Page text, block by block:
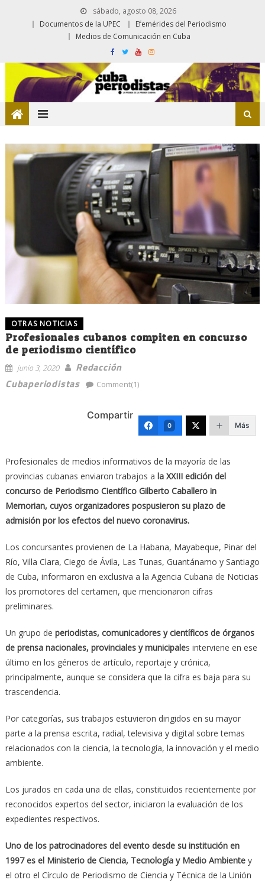
sábado, agosto 08, 2026
Documentos de la UPEC
Efemérides del Periodismo
Medios de Comunicación en Cuba
OTRAS NOTICIAS
Profesionales cubanos compiten en concurso
de periodismo científico
junio 3, 2020
Redacción
Cubaperiodistas
Comment(1)
Compartir
0 Más
Profesionales de medios informativos de la mayoría de las
provincias cubanas enviaron trabajos a la XXIII edición del
concurso de Periodismo Científico Gilberto Caballero in
Memorian, cuyos organizadores pospusieron su plazo de
admisión por los efectos del nuevo coronavirus.
Los concursantes provienen de La Habana, Mayabeque, Pinar del
Río, Villa Clara, Ciego de Ávila, Las Tunas, Guantánamo y Santiago
de Cuba, informaron en exclusiva a la Agencia Cubana de Noticias
los promotores del certamen, que mencionaron cifras
preliminares.
Un grupo de periodistas, comunicadores y científicos de órganos
de prensa nacionales, provinciales y municipales interviene en ese
último en los géneros de artículo, reportaje y crónica,
principalmente, aunque se considera que la cifra es baja para su
trascendencia.
Por categorías, sus trabajos estuvieron dirigidos en su mayor
parte a la prensa escrita, radial, televisiva y digital sobre temas
relacionados con la ciencia, la tecnología, la innovación y el medio
ambiente.
Los jurados en cada una de ellas, constituidos recientemente por
reconocidos expertos del sector, iniciaron la evaluación de los
expedientes respectivos.
Uno de los patrocinadores del evento desde su institución en
1997 es el Ministerio de Ciencia, Tecnología y Medio Ambientey
el otro el Círculo de Periodismo de Ciencia y Técnica de la Unión